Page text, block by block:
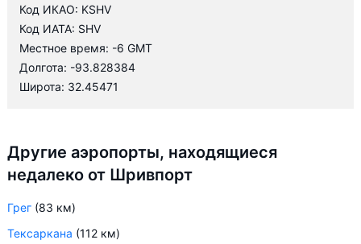
Код ИКАО: KSHV
Код ИАТА: SHV
Местное время: -6 GMT
Долгота: -93.828384
Широта: 32.45471
Другие аэропорты, находящиеся
недалеко от Шривпорт
Грег (83 км)
Тексаркана (112 км)